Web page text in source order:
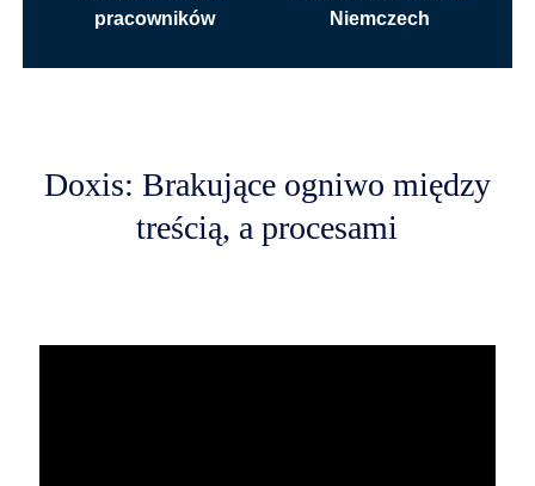
pracowników
Niemczech
Doxis: Brakujące ogniwo między
treścią, a procesami